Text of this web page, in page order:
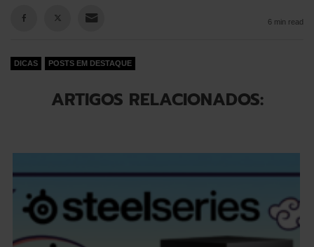
6 min read
DICAS POSTS EM DESTAQUE
ARTIGOS RELACIONADOS: